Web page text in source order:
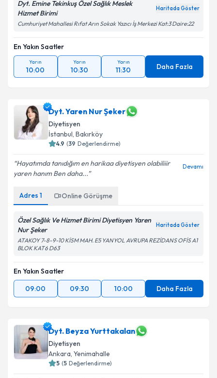
Takvim Talebini Gönder
Dyt. Emine Tekinkuş Özel Sağlık Meslek
Hizmet Birimi
Haritada Göster
Cumhuriyet Mahallesi Rıfat Arın Sokak Yazıcı İş Merkezi Kat:3 Daire:22
En Yakın Saatler
Yarın
10:00
Yarın
10:30
Yarın
11:30 Daha Fazla
Dyt. Yaren Nur Şeker
Diyetisyen
İstanbul, Bakırköy
4.9 (39 Değerlendirme)
Hayatımda tanıdığım en harikaa diyetisyen olabiliiir
yaren hanım Ben daha...
Devamı
Adres 1 Online Görüşme
Özel Sağlık Ve Hizmet Birimi Diyetisyen Yaren
Nur Şeker
Haritada Göster
ATAKOY 7-8-9-10 KİSM MAH. E5 YANYOL AVRUPA REZİDANS OFİS A1
BLOK KAT6 D63
En Yakın Saatler
09:00
09:30 10:00 Daha Fazla
Dyt. Beyza Yurttakalan
Diyetisyen
Ankara, Yenimahalle
5 (5 Değerlendirme)